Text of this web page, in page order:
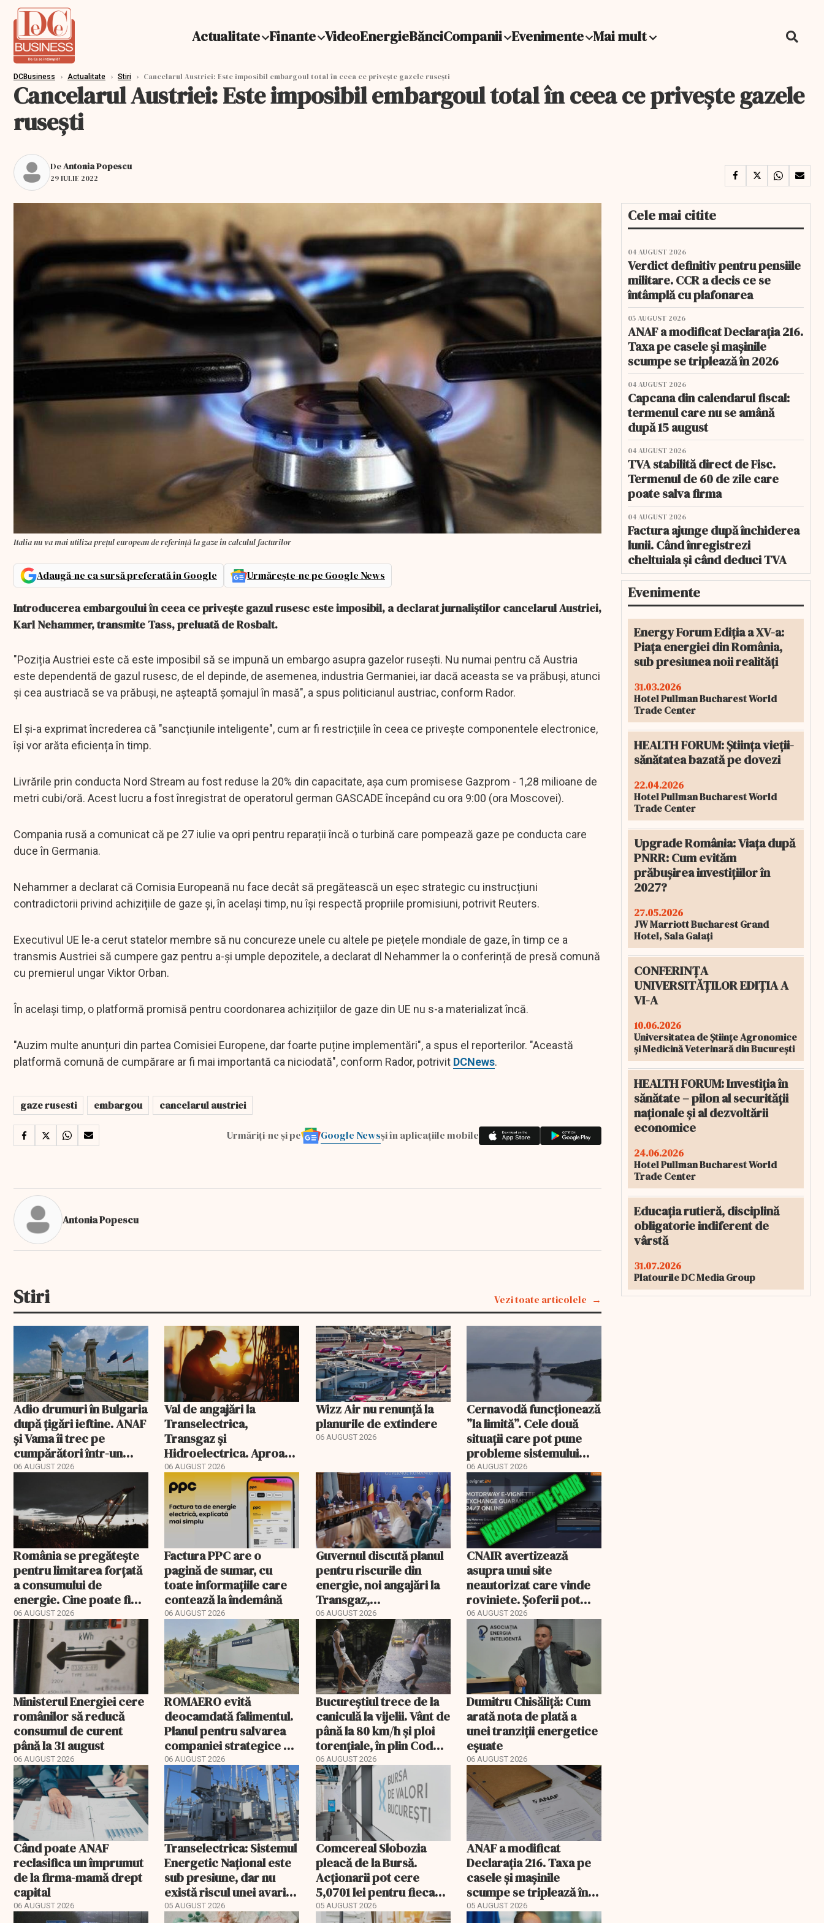
Actualitate Finante VideoEnergieBănciCompanii Evenimente Mai mult
DCBusiness › Actualitate › Stiri › Cancelarul Austriei: Este imposibil embargoul total în ceea ce privește gazele rusești
Cancelarul Austriei: Este imposibil embargoul total în ceea ce privește gazele
rusești
DeAntonia Popescu
29 IULIE 2022
Italia nu va mai utiliza prețul european de referință la gaze în calculul facturilor
Adaugă-ne ca sursă preferată în Google Urmărește-ne pe Google News
Introducerea embargoului în ceea ce privește gazul rusesc este imposibil, a declarat jurnaliștilor cancelarul Austriei,
Karl Nehammer, transmite Tass, preluată de Rosbalt.
"Poziția Austriei este că este imposibil să se impună un embargo asupra gazelor rusești. Nu numai pentru că Austria
este dependentă de gazul rusesc, de el depinde, de asemenea, industria Germaniei, iar dacă aceasta se va prăbuși, atunci
și cea austriacă se va prăbuși, ne așteaptă șomajul în masă", a spus politicianul austriac, conform Rador.
El și-a exprimat încrederea că "sancțiunile inteligente", cum ar fi restricțiile în ceea ce privește componentele electronice,
își vor arăta eficiența în timp.
Livrările prin conducta Nord Stream au fost reduse la 20% din capacitate, așa cum promisese Gazprom - 1,28 milioane de
metri cubi/oră. Acest lucru a fost înregistrat de operatorul german GASCADE începând cu ora 9:00 (ora Moscovei).
Compania rusă a comunicat că pe 27 iulie va opri pentru reparații încă o turbină care pompează gaze pe conducta care
duce în Germania.
Nehammer a declarat că Comisia Europeană nu face decât să pregătească un eşec strategic cu instrucțiuni
contradictorii privind achizițiile de gaze și, în același timp, nu își respectă propriile promisiuni, potrivit Reuters.
Executivul UE le-a cerut statelor membre să nu concureze unele cu altele pe piețele mondiale de gaze, în timp ce a
transmis Austriei să cumpere gaz pentru a-și umple depozitele, a declarat dl Nehammer la o conferință de presă comună
cu premierul ungar Viktor Orban.
În același timp, o platformă promisă pentru coordonarea achizițiilor de gaze din UE nu s-a materializat încă.
"Auzim multe anunțuri din partea Comisiei Europene, dar foarte puține implementări", a spus el reporterilor. "Această
platformă comună de cumpărare ar fi mai importantă ca niciodată", conform Rador, potrivit DCNews.
gaze rusesti embargou cancelarul austriei
Urmăriți-ne și pe Google Newsși în aplicațiile mobile
Antonia Popescu
Stiri Vezi toate articolele
Adio drumuri în Bulgaria
după țigări ieftine. ANAF
și Vama îi trec pe
cumpărători într-un
registru electronic
06 AUGUST 2026
Val de angajări la
Transelectrica,
Transgaz și
Hidroelectrica. Aproape
400 de posturi aprobate
06 AUGUST 2026
Wizz Air nu renunță la
planurile de extindere
06 AUGUST 2026
Cernavodă funcționează
”la limită”. Cele două
situații care pot pune
probleme sistemului
energetic
06 AUGUST 2026
România se pregătește
pentru limitarea forțată
a consumului de
energie. Cine poate fi
deconectat
06 AUGUST 2026
Factura PPC are o
pagină de sumar, cu
toate informațiile care
contează la îndemână
06 AUGUST 2026
Guvernul discută planul
pentru riscurile din
energie, noi angajări la
Transgaz,
Transelectrica și
Hidroelectrica și
programul pentru di
06 AUGUST 2026
CNAIR avertizează
asupra unui site
neautorizat care vinde
roviniete. Șoferii pot
plăti și cu 186% mai mult
06 AUGUST 2026
Ministerul Energiei cere
românilor să reducă
consumul de curent
până la 31 august
06 AUGUST 2026
ROMAERO evită
deocamdată falimentul.
Planul pentru salvarea
companiei strategice a
fost confirmat
06 AUGUST 2026
Bucureștiul trece de la
caniculă la vijelii. Vânt de
până la 80 km/h și ploi
torențiale, în plin Cod
portocaliu
06 AUGUST 2026
Dumitru Chisăliță: Cum
arată nota de plată a
unei tranziții energetice
eșuate
06 AUGUST 2026
Când poate ANAF
reclasifica un împrumut
de la firma-mamă drept
capital
06 AUGUST 2026
Transelectrica: Sistemul
Energetic Național este
sub presiune, dar nu
există riscul unei avarii
majore
05 AUGUST 2026
Comcereal Slobozia
pleacă de la Bursă.
Acționarii pot cere
5,0701 lei pentru fiecare
acțiune
05 AUGUST 2026
ANAF a modificat
Declarația 216. Taxa pe
casele și mașinile
scumpe se triplează în
2026
05 AUGUST 2026
Cele mai citite
04 AUGUST 2026
Verdict definitiv pentru pensiile
militare. CCR a decis ce se
întâmplă cu plafonarea
05 AUGUST 2026
ANAF a modificat Declarația 216.
Taxa pe casele și mașinile
scumpe se triplează în 2026
04 AUGUST 2026
Capcana din calendarul fiscal:
termenul care nu se amână
după 15 august
04 AUGUST 2026
TVA stabilită direct de Fisc.
Termenul de 60 de zile care
poate salva firma
04 AUGUST 2026
Factura ajunge după închiderea
lunii. Când înregistrezi
cheltuiala și când deduci TVA
Evenimente
Energy Forum Ediția a XV-a:
Piața energiei din România,
sub presiunea noii realități
31.03.2026
Hotel Pullman Bucharest World
Trade Center
HEALTH FORUM: Știința vieții-
sănătatea bazată pe dovezi
22.04.2026
Hotel Pullman Bucharest World
Trade Center
Upgrade România: Viața după
PNRR: Cum evităm
prăbușirea investițiilor în
2027?
27.05.2026
JW Marriott Bucharest Grand
Hotel, Sala Galați
CONFERINȚA
UNIVERSITĂȚILOR EDIȚIA A
VI-A
10.06.2026
Universitatea de Științe Agronomice
și Medicină Veterinară din București
HEALTH FORUM: Investiția în
sănătate – pilon al securității
naționale și al dezvoltării
economice
24.06.2026
Hotel Pullman Bucharest World
Trade Center
Educația rutieră, disciplină
obligatorie indiferent de
vârstă
31.07.2026
Platourile DC Media Group